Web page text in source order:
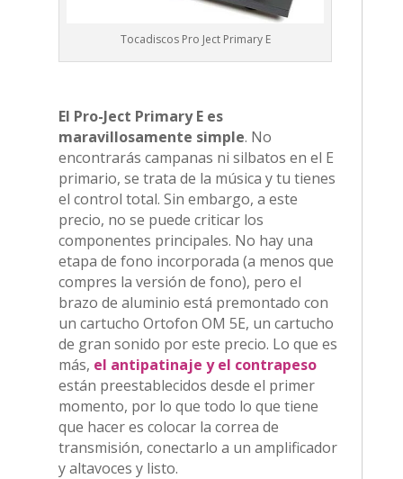
Tocadiscos Pro Ject Primary E
El Pro-Ject Primary E es
maravillosamente simple. No
encontrarás campanas ni silbatos en el E
primario, se trata de la música y tu tienes
el control total. Sin embargo, a este
precio, no se puede criticar los
componentes principales. No hay una
etapa de fono incorporada (a menos que
compres la versión de fono), pero el
brazo de aluminio está premontado con
un cartucho Ortofon OM 5E, un cartucho
de gran sonido por este precio. Lo que es
más, el antipatinaje y el contrapeso
están preestablecidos desde el primer
momento, por lo que todo lo que tiene
que hacer es colocar la correa de
transmisión, conectarlo a un amplificador
y altavoces y listo.